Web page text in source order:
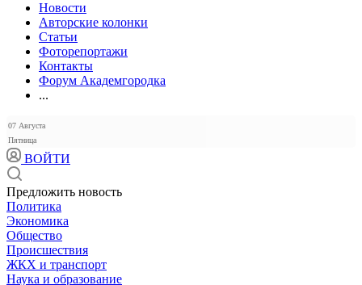
Новости
Авторские колонки
Статьи
Фоторепортажи
Контакты
Форум Академгородка
...
07 Августа
Пятница
ВОЙТИ
Предложить новость
Политика
Экономика
Общество
Происшествия
ЖКХ и транспорт
Наука и образование